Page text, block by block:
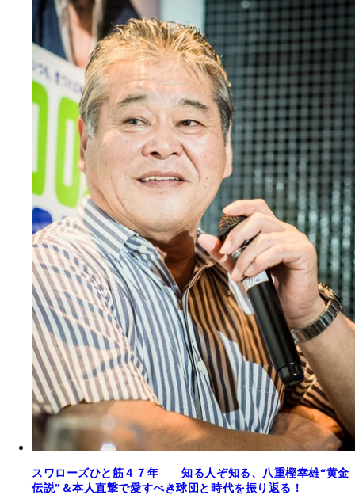
スワローズひと筋４７年――知る人ぞ知る、八重樫幸雄“黄金
伝説”＆本人直撃で愛すべき球団と時代を振り返る！